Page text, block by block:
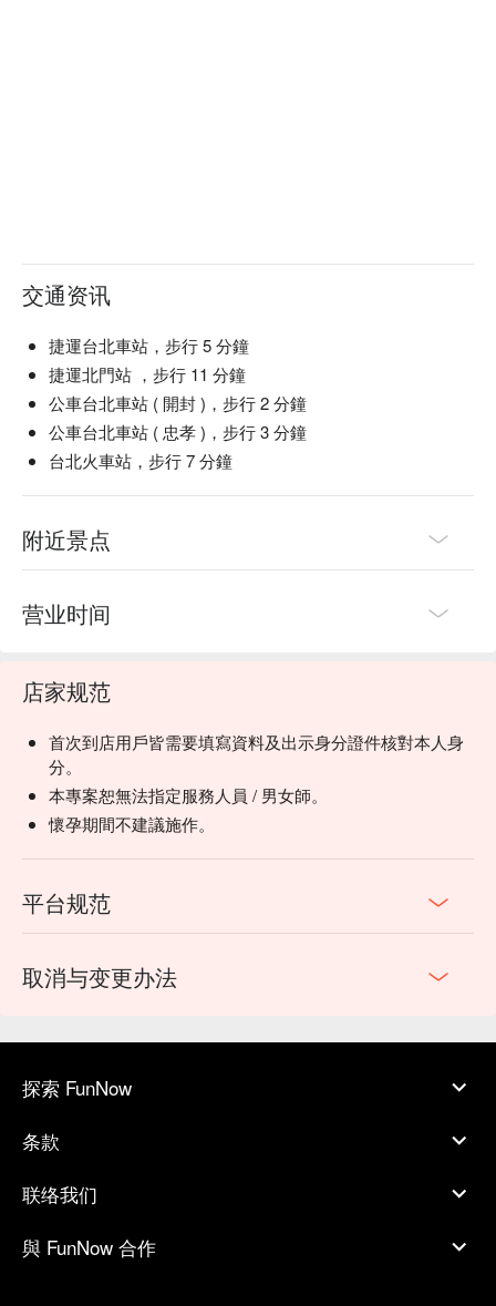
交通资讯
捷運台北車站，步行 5 分鐘
捷運北門站 ，步行 11 分鐘
公車台北車站 ( 開封 )，步行 2 分鐘
公車台北車站 ( 忠孝 )，步行 3 分鐘
台北火車站，步行 7 分鐘
附近景点
营业时间
店家规范
首次到店用戶皆需要填寫資料及出示身分證件核對本人身
分。
本專案恕無法指定服務人員 / 男女師。
懷孕期間不建議施作。
平台规范
取消与变更办法
探索 FunNow
条款
联络我们
與 FunNow 合作